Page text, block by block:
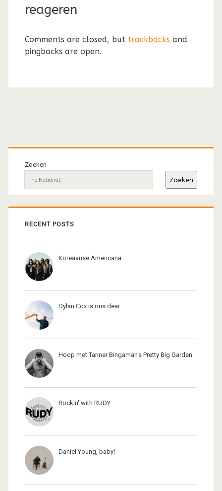
reageren
Comments are closed, but trackbacks and
pingbacks are open.
Primaire
sidebar
Zoeken
Zoeken
RECENT POSTS
Koreaanse Americana
Dylan Cox is ons dear
Hoop met Tanner Bingaman's Pretty Big Garden
Rockin' with RUDY
Daniel Young, baby!